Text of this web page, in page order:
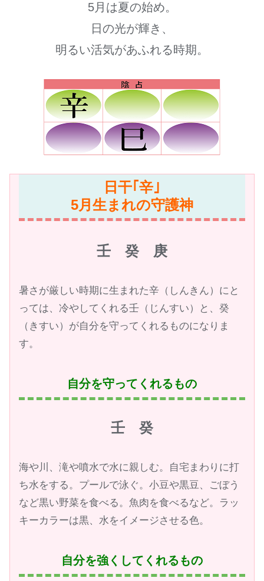
5月は夏の始め。
日の光が輝き、
明るい活気があふれる時期。
日干｢辛｣
5月生まれの守護神
壬 癸 庚
暑さが厳しい時期に生まれた辛（しんきん）にと
っては、冷やしてくれる壬（じんすい）と、癸
（きすい）が自分を守ってくれるものになりま
す。
自分を守ってくれるもの
壬 癸
海や川、滝や噴水で水に親しむ。自宅まわりに打
ち水をする。プールで泳ぐ。小豆や黒豆、ごぼう
など黒い野菜を食べる。魚肉を食べるなど。ラッ
キーカラーは黒、水をイメージさせる色。
自分を強くしてくれるもの